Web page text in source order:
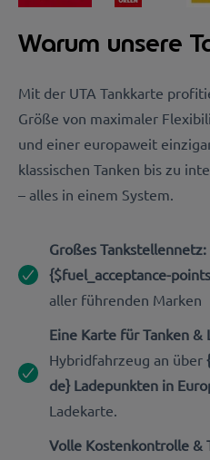
Warum unsere
Mit der UTA Tankkarte
Größe von maximaler
und einer europaweit
klassischen Tanken bis zu
– alles in einem System.
Großes Tankstellennetz:
{$fuel_acceptance-
aller führenden Marken
Eine Karte für Tanken &
Hybridfahrzeug an über
de} Ladepunkten in
Ladekarte.
Volle Kostenkontrolle &